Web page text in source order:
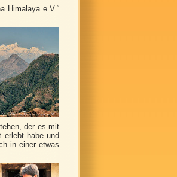
Himalaya e.V.“
der es mit
erlebt habe und
in einer etwas